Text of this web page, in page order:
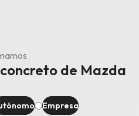
de Mazda
Empresa